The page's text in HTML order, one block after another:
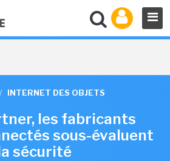
/ INTERNET DES OBJETS
les fabricants
sous-évaluent
sécurité